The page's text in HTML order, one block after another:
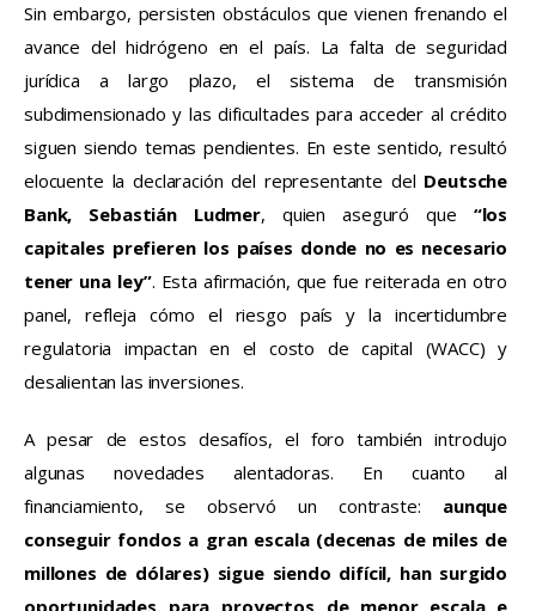
Sin embargo, persisten obstáculos que vienen frenando el
avance del hidrógeno en el país. La falta de seguridad
jurídica a largo plazo, el sistema de transmisión
subdimensionado y las dificultades para acceder al crédito
siguen siendo temas pendientes. En este sentido, resultó
elocuente la declaración del representante del Deutsche
Bank, Sebastián Ludmer, quien aseguró que “los
capitales prefieren los países donde no es necesario
tener una ley”. Esta afirmación, que fue reiterada en otro
panel, refleja cómo el riesgo país y la incertidumbre
regulatoria impactan en el costo de capital (WACC) y
desalientan las inversiones.
A pesar de estos desafíos, el foro también introdujo
algunas novedades alentadoras. En cuanto al
financiamiento, se observó un contraste: aunque
conseguir fondos a gran escala (decenas de miles de
millones de dólares) sigue siendo difícil, han surgido
oportunidades para proyectos de menor escala e